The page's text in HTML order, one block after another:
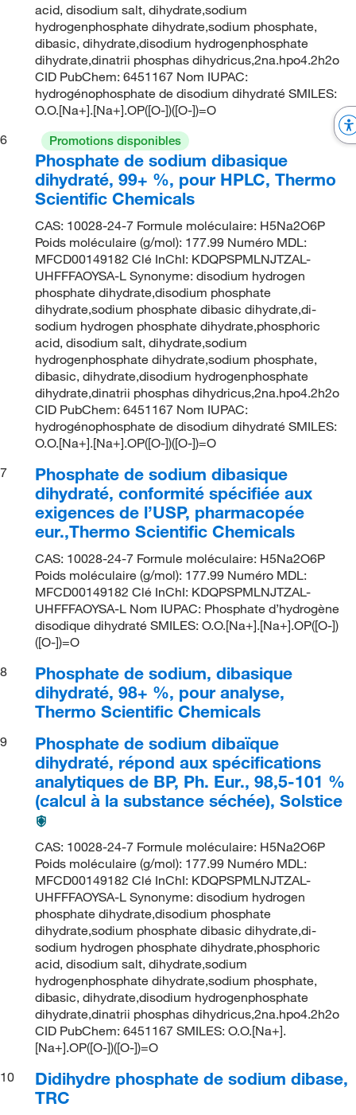
acid, disodium salt, dihydrate,sodium
hydrogenphosphate dihydrate,sodium phosphate,
dibasic, dihydrate,disodium hydrogenphosphate
dihydrate,dinatrii phosphas dihydricus,2na.hpo4.2h2o
CID PubChem: 6451167 Nom IUPAC:
hydrogénophosphate de disodium dihydraté SMILES:
O.O.[Na+].[Na+].OP([O-])([O-])=O
6
Promotions disponibles
Phosphate de sodium dibasique
dihydraté, 99+ %, pour HPLC, Thermo
Scientific Chemicals
CAS: 10028-24-7 Formule moléculaire: H5Na2O6P
Poids moléculaire (g/mol): 177.99 Numéro MDL:
MFCD00149182 Clé InChI: KDQPSPMLNJTZAL-
UHFFFAOYSA-L Synonyme: disodium hydrogen
phosphate dihydrate,disodium phosphate
dihydrate,sodium phosphate dibasic dihydrate,di-
sodium hydrogen phosphate dihydrate,phosphoric
acid, disodium salt, dihydrate,sodium
hydrogenphosphate dihydrate,sodium phosphate,
dibasic, dihydrate,disodium hydrogenphosphate
dihydrate,dinatrii phosphas dihydricus,2na.hpo4.2h2o
CID PubChem: 6451167 Nom IUPAC:
hydrogénophosphate de disodium dihydraté SMILES:
O.O.[Na+].[Na+].OP([O-])([O-])=O
7
Phosphate de sodium dibasique
dihydraté, conformité spécifiée aux
exigences de l’USP, pharmacopée
eur.,Thermo Scientific Chemicals
CAS: 10028-24-7 Formule moléculaire: H5Na2O6P
Poids moléculaire (g/mol): 177.99 Numéro MDL:
MFCD00149182 Clé InChI: KDQPSPMLNJTZAL-
UHFFFAOYSA-L Nom IUPAC: Phosphate d’hydrogène
disodique dihydraté SMILES: O.O.[Na+].[Na+].OP([O-])
([O-])=O
8
Phosphate de sodium, dibasique
dihydraté, 98+ %, pour analyse,
Thermo Scientific Chemicals
9
Phosphate de sodium dibaïque
dihydraté, répond aux spécifications
analytiques de BP, Ph. Eur., 98,5-101 %
(calcul à la substance séchée), Solstice
CAS: 10028-24-7 Formule moléculaire: H5Na2O6P
Poids moléculaire (g/mol): 177.99 Numéro MDL:
MFCD00149182 Clé InChI: KDQPSPMLNJTZAL-
UHFFFAOYSA-L Synonyme: disodium hydrogen
phosphate dihydrate,disodium phosphate
dihydrate,sodium phosphate dibasic dihydrate,di-
sodium hydrogen phosphate dihydrate,phosphoric
acid, disodium salt, dihydrate,sodium
hydrogenphosphate dihydrate,sodium phosphate,
dibasic, dihydrate,disodium hydrogenphosphate
dihydrate,dinatrii phosphas dihydricus,2na.hpo4.2h2o
CID PubChem: 6451167 SMILES: O.O.[Na+].
[Na+].OP([O-])([O-])=O
10
Didihydre phosphate de sodium dibase,
TRC